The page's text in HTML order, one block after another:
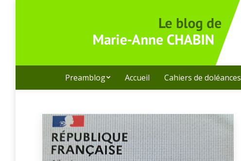
Preamblog Accueil Cahiers de doléances